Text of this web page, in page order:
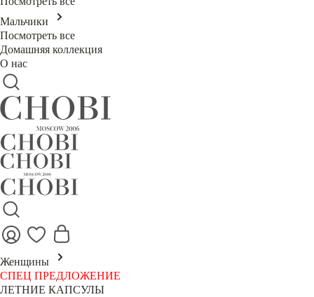
Мальчики
Посмотреть все
Домашняя коллекция
О нас
Женщины
СПЕЦ ПРЕДЛОЖЕНИЕ
ЛЕТНИЕ КАПСУЛЫ